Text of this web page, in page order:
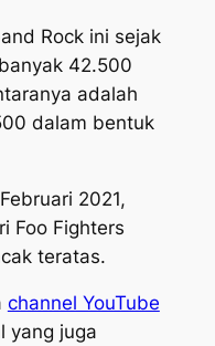
Rock ini sejak
42.500
adalah
dalam bentuk
2021,
Foo Fighters
teratas.
channel YouTube
yang juga